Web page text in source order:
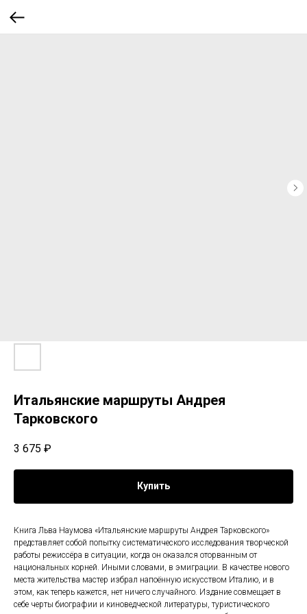
Итальянские маршруты Андрея
Тарковского
3 675 ₽
Купить
Книга Льва Наумова «Итальянские маршруты Андрея Тарковского»
представляет собой попытку систематического исследования творческой
работы режиссёра в ситуации, когда он оказался оторванным от
национальных корней. Иными словами, в эмиграции. В качестве нового
места жительства мастер избрал напоённую искусством Италию, и в
этом, как теперь кажется, нет ничего случайного. Издание совмещает в
себе черты биографии и киноведческой литературы, туристического